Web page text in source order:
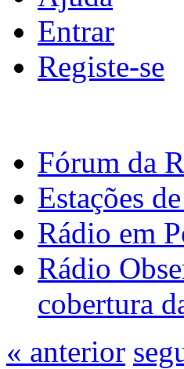
Entrar
Registe-se
Fórum da
Estações
Rádio em
Rádio
cobertura
« anterior